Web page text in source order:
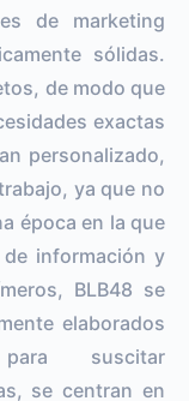
de marketing
sólidas.
de modo que
exactas
personalizado,
ya que no
época en la que
información y
BLB48 se
elaborados
suscitar
se centran en